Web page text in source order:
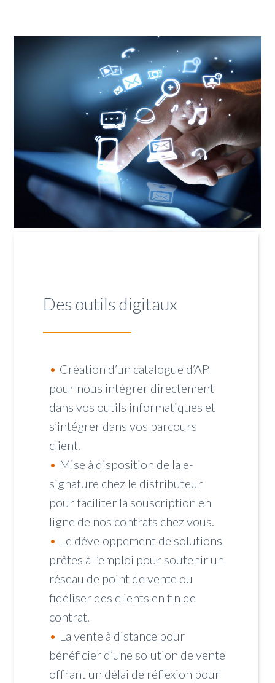
Des outils digitaux
Création d’un catalogue d’API
pour nous intégrer directement
dans vos outils informatiques et
s’intégrer dans vos parcours
client.
Mise à disposition de la e-
signature chez le distributeur
pour faciliter la souscription en
ligne de nos contrats chez vous.
Le développement de solutions
prêtes à l’emploi pour soutenir un
réseau de point de vente ou
fidéliser des clients en fin de
contrat.
La vente à distance pour
bénéficier d’une solution de vente
offrant un délai de réflexion pour